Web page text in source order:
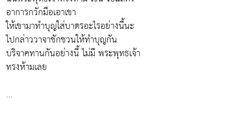
อาการกวักมือเอาเขา
ให้เขามาทำบุญใส่บาตรอะไรอย่างนี้นะ
ไปกล่าววาจาชักชวนให้ทำบุญกัน
บริจาคทานกันอย่างนี้ ไม่มี พระพุทธเจ้า
ทรงห้ามเลย
...